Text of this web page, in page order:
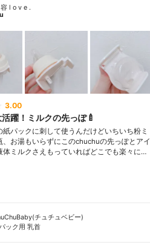
l o v e .
3.00
躍！ミルクの先っぽ🍼
紙パックに刺して使うんだけどいちいち粉ミ
、お湯もいらずにこのchuchuの先っぽとアイ
体ミルクさえもっていればどこでも楽々に…
チュチュベビー)
ック用 乳首